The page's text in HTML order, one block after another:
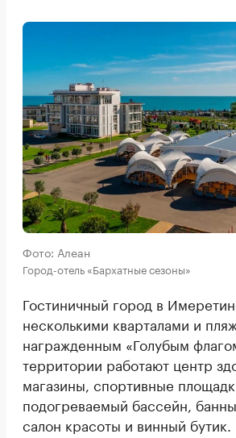
Фото: Алеан
Город-отель «Бархатные сезоны»
Гостиничный город в
несколькими кварталами и
награжденным «Голубым
территории работают центр
магазины, спортивные
подогреваемый бассейн,
салон красоты и винный